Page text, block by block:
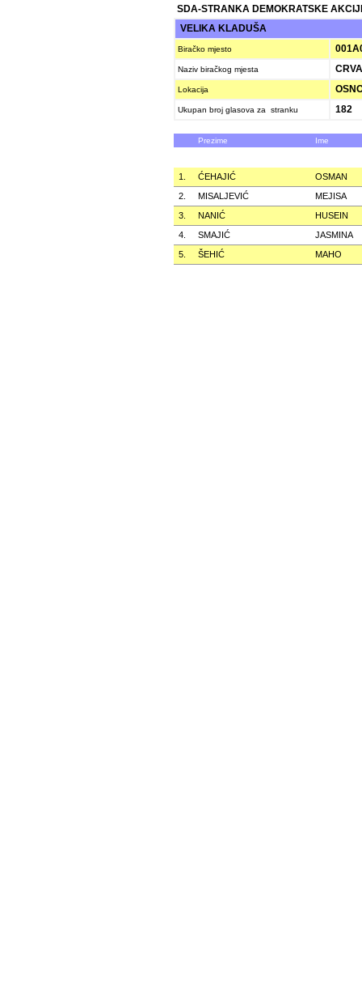
SDA-STRANKA DEMOKRATSKE
VELIKA KLADUŠA
Biračko mjesto
Naziv biračkog mjesta
Lokacija
Ukupan broj glasova za stranku 182
Prezime Ime
1. ĆEHAJIĆ
OSMAN
2.
MISALJEVIĆ
MEJISA
3.
NANIĆ
HUSEIN
4.
SMAJIĆ
JASMINA
5.
ŠEHIĆ MAHO